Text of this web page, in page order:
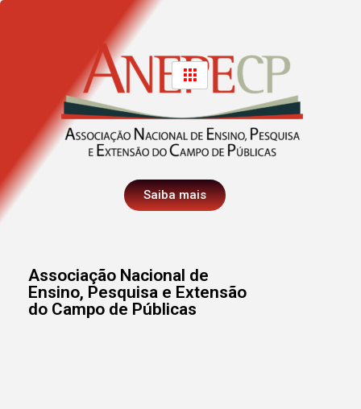
Saiba mais
Associação Nacional de
Ensino, Pesquisa e Extensão
do Campo de Públicas